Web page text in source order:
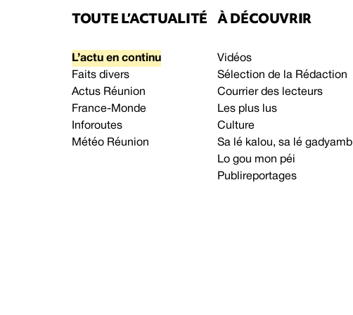
TOUTE L’ACTUALITÉ
L’actu en continu
Faits divers
Actus Réunion
France-Monde
Inforoutes
Météo Réunion
À DÉCOUVRIR
Vidéos
Sélection de la Rédaction
Courrier des lecteurs
Les plus lus
Culture
Sa lé kalou, sa lé gadyamb
Lo gou mon péi
Publireportages